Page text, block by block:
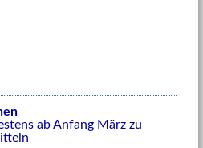
ab Anfang März zu